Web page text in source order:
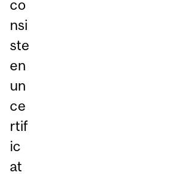
co
nsi
ste
en
un
ce
rtif
ic
at